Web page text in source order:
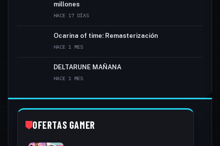
millones
HACE 17 DÍAS
Ocarina of time: Remasterización
HACE 1 MES
DELTARUNE MAÑANA
HACE 1 MES
OFERTAS GAMER